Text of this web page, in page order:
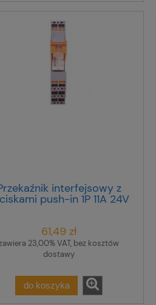
interfejsowy z
push-in 1P 11A 24V
RIF-1-RPT-LDP-24DC/1X21
61,49 zł
23,00% VAT, bez kosztów
dostawy
do koszyka